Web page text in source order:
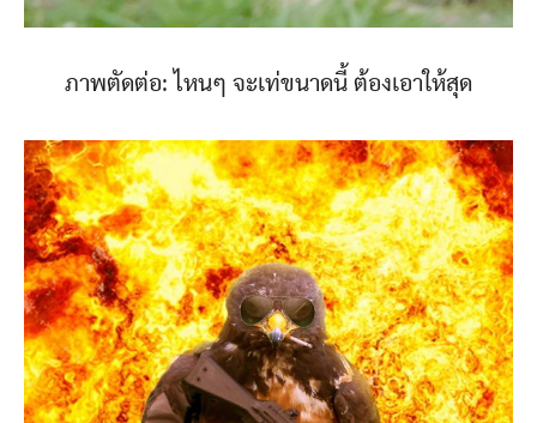
ภาพตัดต่อ: ไหนๆ จะเท่ขนาดนี้ ต้องเอาให้สุด